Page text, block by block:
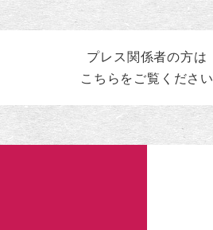
プレス関係者の方は
こちらをご覧ください